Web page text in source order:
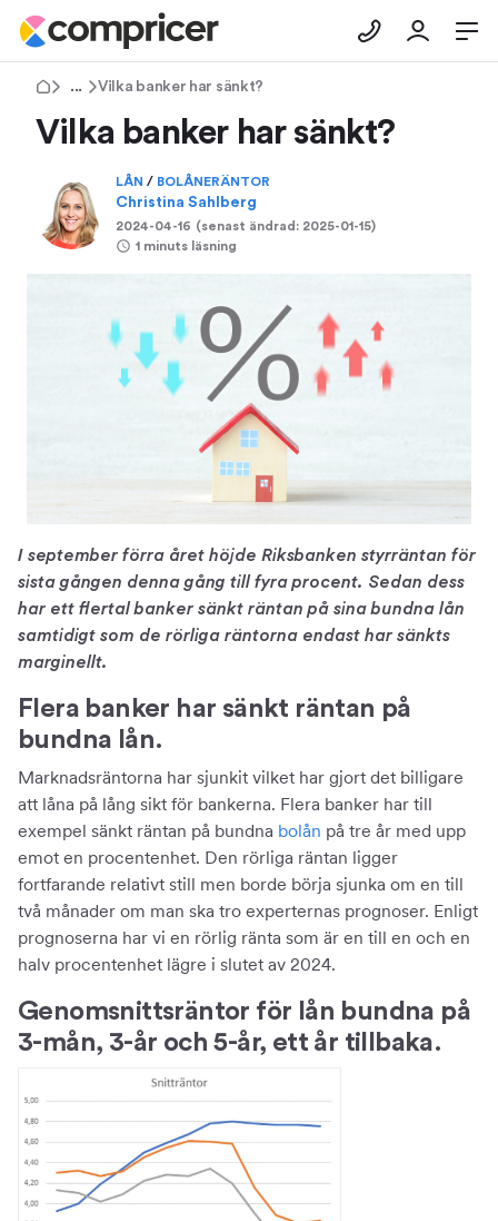
Tips & Råd
Vilka banker har sänkt?
Vilka banker har sänkt?
LÅN / BOLÅNERÄNTOR
Christina Sahlberg
2024-04-16 (senast ändrad: 2025-01-15)
1 minuts läsning
I september förra året höjde Riksbanken styrräntan för
sista gången denna gång till fyra procent. Sedan dess
har ett flertal banker sänkt räntan på sina bundna lån
samtidigt som de rörliga räntorna endast har sänkts
marginellt.
Flera banker har sänkt räntan på
bundna lån.
Marknadsräntorna har sjunkit vilket har gjort det billigare
att låna på lång sikt för bankerna. Flera banker har till
exempel sänkt räntan på bundna bolån på tre år med upp
emot en procentenhet. Den rörliga räntan ligger
fortfarande relativt still men borde börja sjunka om en till
två månader om man ska tro experternas prognoser. Enligt
prognoserna har vi en rörlig ränta som är en till en och en
halv procentenhet lägre i slutet av 2024.
Genomsnittsräntor för lån bundna på
3-mån, 3-år och 5-år, ett år tillbaka.